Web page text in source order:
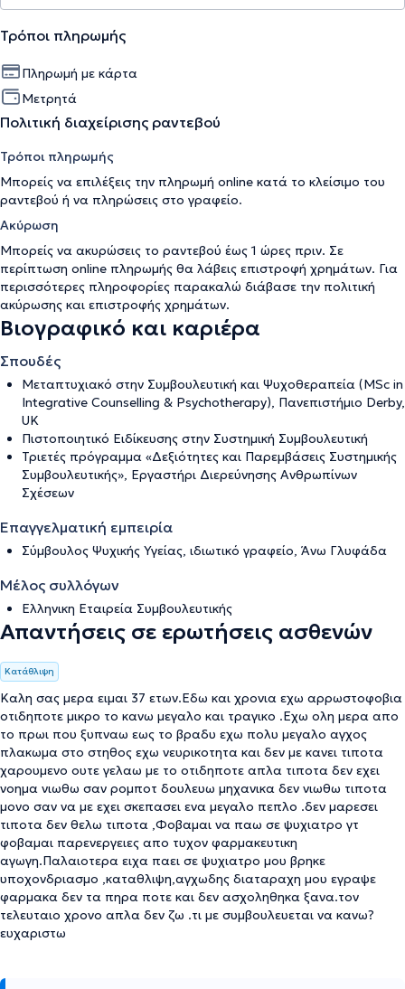
Τρόποι πληρωμής
Πληρωμή με κάρτα
Μετρητά
Πολιτική διαχείρισης ραντεβού
Τρόποι πληρωμής
Μπορείς να επιλέξεις την πληρωμή online κατά το κλείσιμο του
ραντεβού ή να πληρώσεις στο γραφείο.
Ακύρωση
Μπορείς να ακυρώσεις το ραντεβού έως 1 ώρες πριν. Σε
περίπτωση online πληρωμής θα λάβεις επιστροφή χρημάτων. Για
περισσότερες πληροφορίες παρακαλώ διάβασε την πολιτική
ακύρωσης και επιστροφής χρημάτων.
Βιογραφικό και καριέρα
Σπουδές
Μεταπτυχιακό στην Συμβουλευτική και Ψυχοθεραπεία (MSc in
Integrative Counselling & Psychotherapy), Πανεπιστήμιο Derby,
UK
Πιστοποιητικό Ειδίκευσης στην Συστημική Συμβουλευτική
Τριετές πρόγραμμα «Δεξιότητες και Παρεμβάσεις Συστημικής
Συμβουλευτικής», Εργαστήρι Διερεύνησης Ανθρωπίνων
Σχέσεων
Επαγγελματική εμπειρία
Σύμβουλος Ψυχικής Υγείας, ιδιωτικό γραφείο, Άνω Γλυφάδα
Μέλος συλλόγων
Ελληνικη Εταιρεία Συμβουλευτικής
Απαντήσεις σε ερωτήσεις ασθενών
Κατάθλιψη
Καλη σας μερα ειμαι 37 ετων.Εδω και χρονια εχω αρρωστοφοβια
οτιδηποτε μικρο το κανω μεγαλο και τραγικο .Εχω ολη μερα απο
το πρωι που ξυπναω εως το βραδυ εχω πολυ μεγαλο αγχος
πλακωμα στο στηθος εχω νευρικοτητα και δεν με κανει τιποτα
χαρουμενο ουτε γελαω με το οτιδηποτε απλα τιποτα δεν εχει
νοημα νιωθω σαν ρομποτ δουλευω μηχανικα δεν νιωθω τιποτα
μονο σαν να με εχει σκεπασει ενα μεγαλο πεπλο .δεν μαρεσει
τιποτα δεν θελω τιποτα ,Φοβαμαι να παω σε ψυχιατρο γτ
φοβαμαι παρενεργειες απο τυχον φαρμακευτικη
αγωγη.Παλαιοτερα ειχα παει σε ψυχιατρο μου βρηκε
υποχονδριασμο ,καταθλιψη,αγχωδης διαταραχη μου εγραψε
φαρμακα δεν τα πηρα ποτε και δεν ασχοληθηκα ξανα.τον
τελευταιο χρονο απλα δεν ζω .τι με συμβουλευεται να κανω?
ευχαριστω